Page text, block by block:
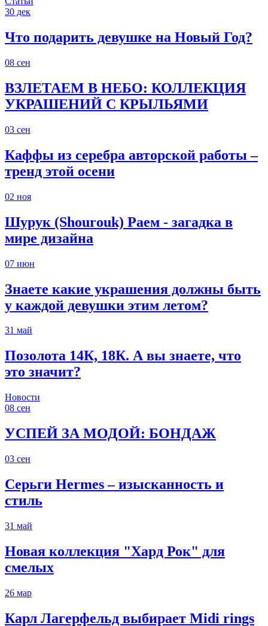
30 дек
Что подарить девушке на Новый Год?
08 сен
ВЗЛЕТАЕМ В НЕБО: КОЛЛЕКЦИЯ
УКРАШЕНИЙ С КРЫЛЬЯМИ
03 сен
Каффы из серебра авторской работы –
тренд этой осени
02 ноя
Шурук (Shourouk) Раем - загадка в
мире дизайна
07 июн
Знаете какие украшения должны быть
у каждой девушки этим летом?
31 май
Позолота 14К, 18К. А вы знаете, что
это значит?
Новости
08 сен
УСПЕЙ ЗА МОДОЙ: БОНДАЖ
03 сен
Серьги Hermes – изысканность и
стиль
31 май
Новая коллекция "Хард Рок" для
смелых
26 мар
Карл Лагерфельд выбирает Midi rings